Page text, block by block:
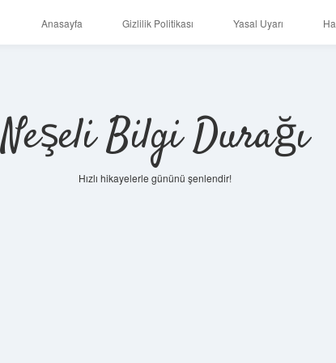
Anasayfa Gizlilik Politikası Yasal Uyarı
Neşeli Bilgi Durağı
Hızlı hikayelerle gününü şenlendir!